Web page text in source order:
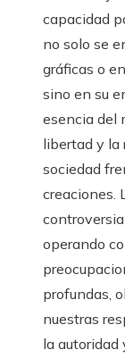
capacidad
no solo se
gráficas o
sino en su
esencia del
libertad y la
sociedad
creaciones.
operando
profundas,
nuestras
la autoridad